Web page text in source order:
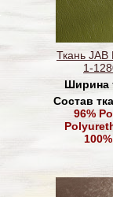
Ткань JAB
1-
Ширина
Состав
96%